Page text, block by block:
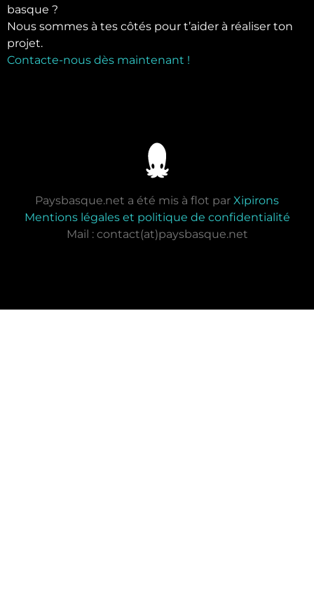
basque ?
Nous sommes à tes côtés pour t’aider à réaliser ton
projet.
Contacte-nous dès maintenant !
Paysbasque.net a été mis à flot par Xipirons
Mentions légales et politique de confidentialité
Mail : contact(at)paysbasque.net